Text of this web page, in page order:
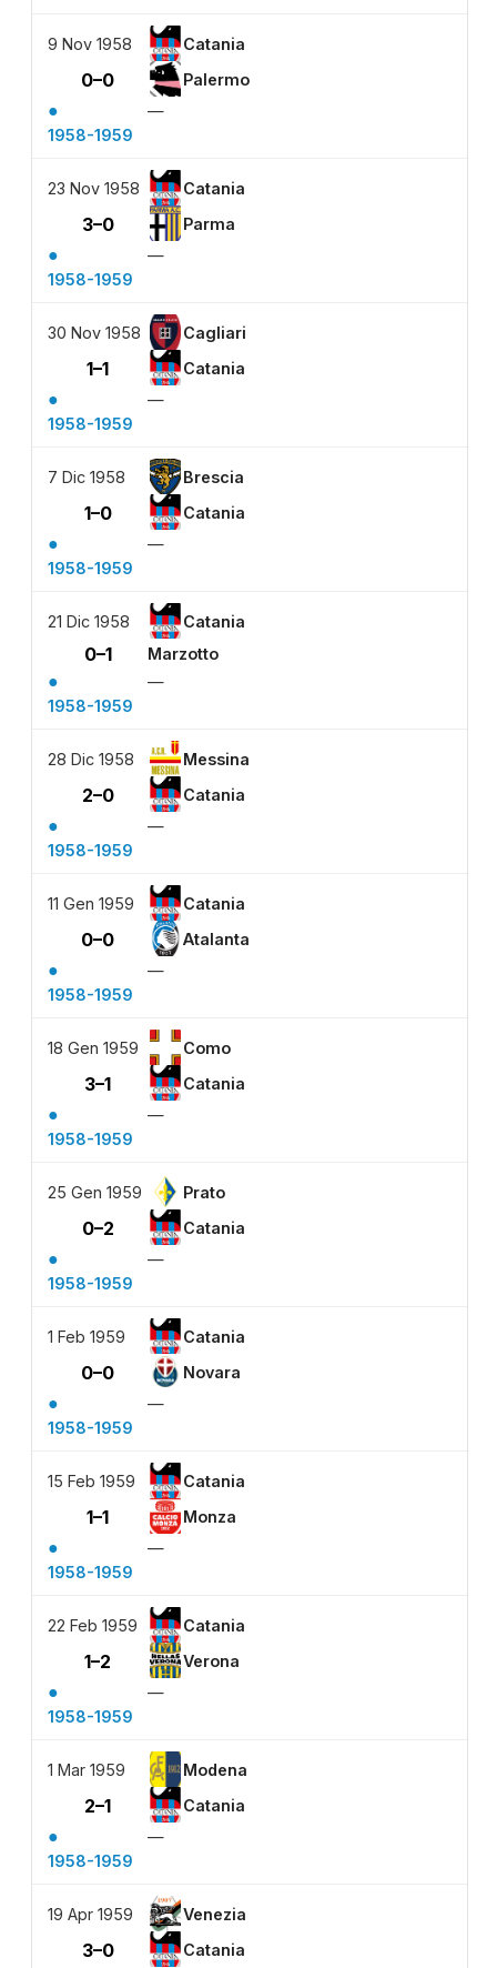
9 Nov 1958 Catania
0–0 Palermo
●
—
1958-1959
23 Nov 1958 Catania
3–0 Parma
●
—
1958-1959
30 Nov 1958 Cagliari
1–1 Catania
●
—
1958-1959
7 Dic 1958 Brescia
1–0 Catania
●
—
1958-1959
21 Dic 1958 Catania
0–1 Marzotto
●
—
1958-1959
28 Dic 1958 Messina
2–0 Catania
●
—
1958-1959
11 Gen 1959 Catania
0–0 Atalanta
●
—
1958-1959
18 Gen 1959 Como
3–1 Catania
●
—
1958-1959
25 Gen 1959 Prato
0–2 Catania
●
—
1958-1959
1 Feb 1959 Catania
0–0 Novara
●
—
1958-1959
15 Feb 1959 Catania
1–1 Monza
●
—
1958-1959
22 Feb 1959 Catania
1–2 Verona
●
—
1958-1959
1 Mar 1959 Modena
2–1 Catania
●
—
1958-1959
19 Apr 1959 Venezia
3–0 Catania